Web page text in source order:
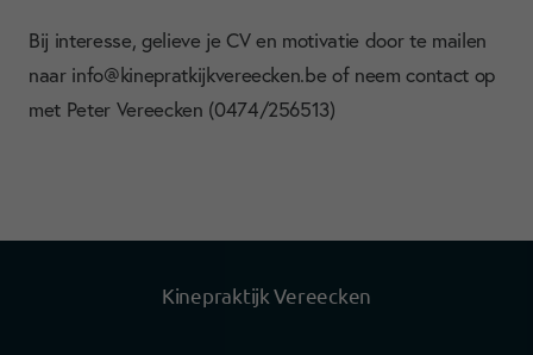
Bij interesse, gelieve je CV en motivatie door te mailen
naar info@kinepratkijkvereecken.be of neem contact op
met Peter Vereecken (0474/256513)
Kinepraktijk Vereecken